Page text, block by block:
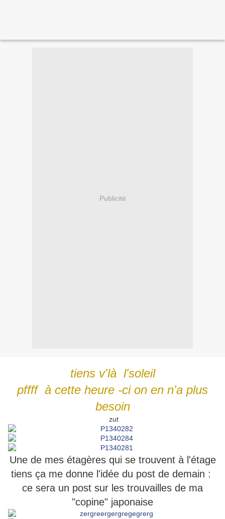
Publicité
tiens v'là l'soleil
pffff à cette heure -ci on en n'a plus
besoin
zut
Une de mes étagères qui se trouvent à l'étage
tiens ça me donne l'idée du post de demain :
ce sera un post sur les trouvailles de ma
"copine" japonaise